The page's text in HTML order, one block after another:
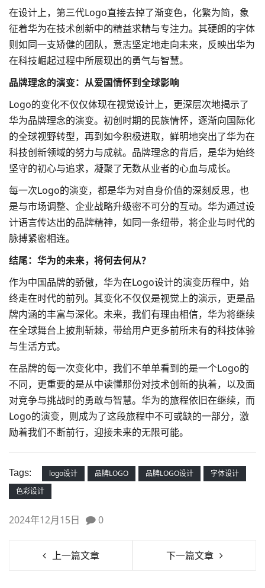
在设计上，第三代Logo直接去掉了渐变色，化繁为简，象
征着华为在技术创新中的精益求精与专注力。其硬朗的字体
则如同一支矫健的团队，意志坚定地走向未来，反映出华为
在科技崛起过程中所展现出的勇气与智慧。
品牌理念的演变：从爱国情怀到全球影响
Logo的变化不仅仅体现在视觉设计上，更深层次地揭示了
华为品牌理念的演变。初创时期的民族情怀，逐渐向国际化
的全球视野转型，再到如今积极进取，鲜明地突出了华为在
科技创新领域的努力与成就。品牌理念的背后，是华为始终
坚守的初心与追求，凝聚了无数从业者的心血与成长。
每一次Logo的演变，都是华为对自身价值的深刻反思，也
是与市场调整、企业战略升级密不可分的互动。华为通过设
计语言传达出的品牌精神，如同一条纽带，将企业与时代的
脉搏紧密相连。
结尾：华为的未来，将何去何从？
作为中国品牌的骄傲，华为在Logo设计的演变历程中，始
终走在时代的前列。其变化不仅仅是视觉上的演示，更是品
牌内涵的丰富与深化。未来，我们有理由相信，华为将继续
在全球舞台上披荆斩棘，带给用户更多前所未有的科技体验
与生活方式。
在品牌的每一次变化中，我们不单单看到的是一个Logo的
不同，更重要的是从中读懂那份对技术创新的执着，以及面
对竞争与挑战时的勇敢与智慧。华为的旅程依旧在继续，而
Logo的演变，则成为了这段旅程中不可或缺的一部分，激
励着我们不断前行，迎接未来的无限可能。
Tags: logo设计 品牌LOGO 品牌LOGO设计
字体设计
色彩设计
2024年12月15日 0
上一篇文章 下一篇文章